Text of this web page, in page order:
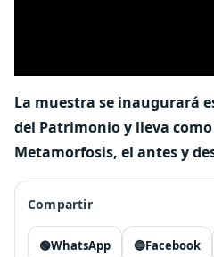
La muestra se inaugurará
del Patrimonio y lleva
Metamorfosis, el antes y
Compartir
🟢WhatsApp 🔵Facebook